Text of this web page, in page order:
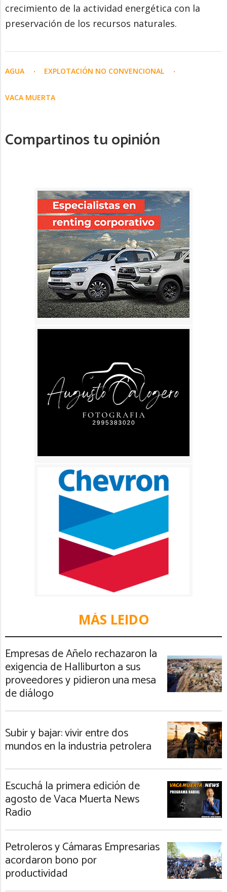
crecimiento de la actividad energética con la
preservación de los recursos naturales.
AGUA EXPLOTACIÓN NO CONVENCIONAL
VACA MUERTA
Compartinos tu opinión
MÁS LEIDO
Empresas de Añelo rechazaron la
exigencia de Halliburton a sus
proveedores y pidieron una mesa
de diálogo
Subir y bajar: vivir entre dos
mundos en la industria petrolera
Escuchá la primera edición de
agosto de Vaca Muerta News
Radio
Petroleros y Cámaras Empresarias
acordaron bono por
productividad